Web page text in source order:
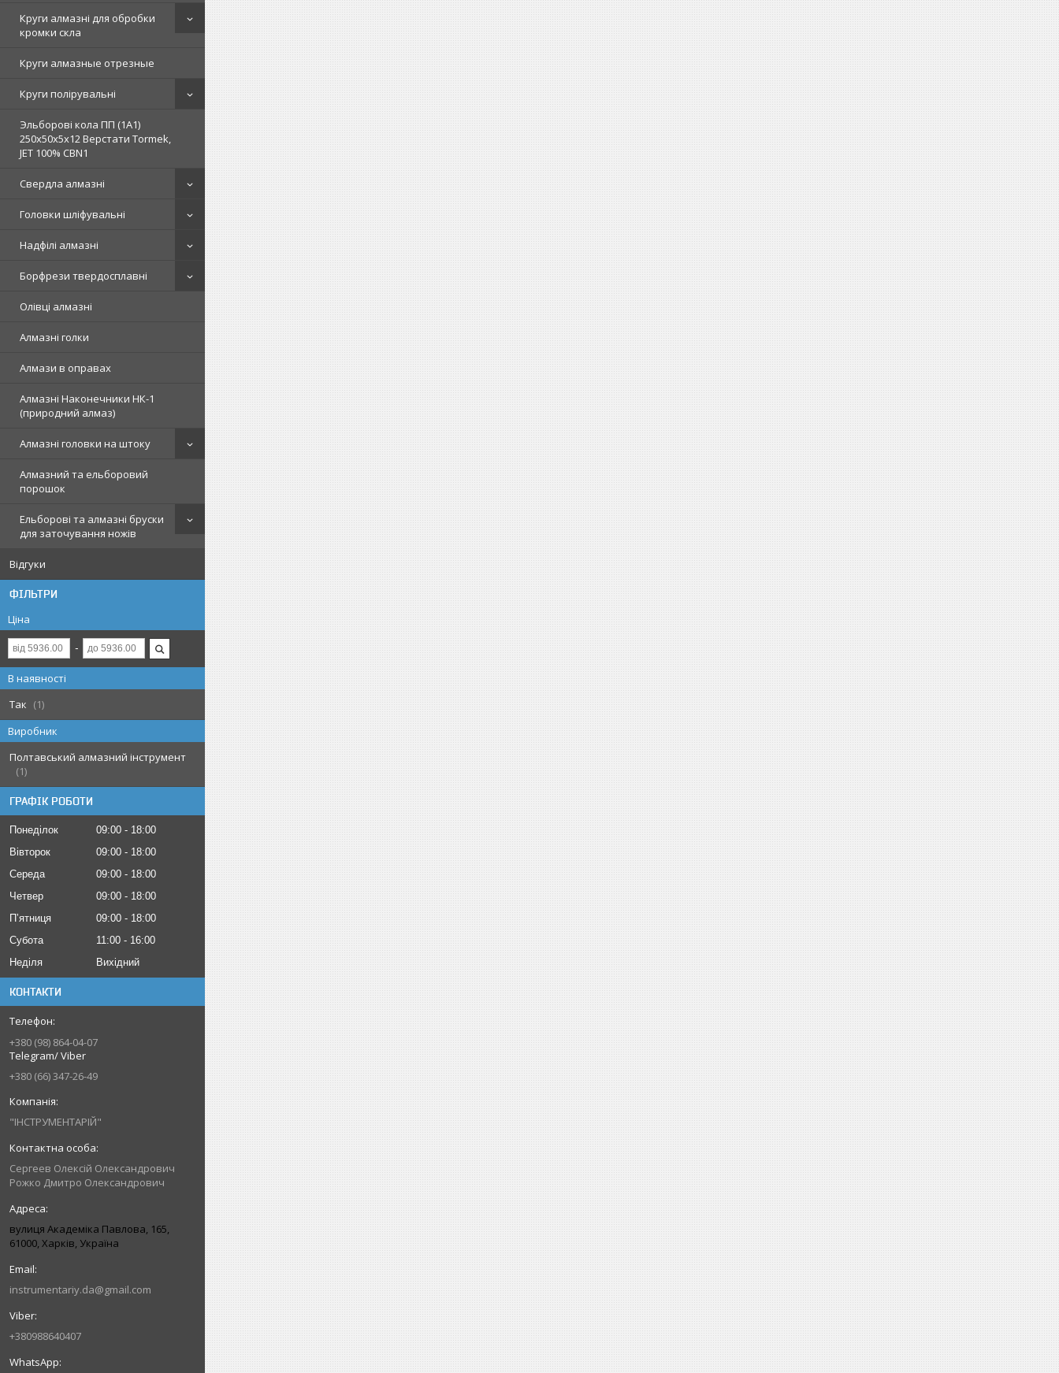
Круги алмазні для обробки
кромки скла
Круги алмазные отрезные
Круги полірувальні
Эльборові кола ПП (1А1)
250х50х5х12 Верстати Tormek,
JET 100% СВN1
Свердла алмазні
Головки шліфувальні
Надфілі алмазні
Борфрези твердосплавні
Олівці алмазні
Алмазні голки
Алмази в оправах
Алмазні Наконечники НК-1
(природний алмаз)
Алмазні головки на штоку
Алмазний та ельборовий
порошок
Ельборові та алмазні бруски
для заточування ножів
Відгуки
ФІЛЬТРИ
Ціна
В наявності
Так
1
Виробник
Полтавський алмазний інструмент
1
ГРАФІК РОБОТИ
Понеділок 09:00
18:00
Вівторок
09:00
18:00
Середа
09:00
18:00
Четвер
09:00
18:00
Пʼятниця
09:00
18:00
Субота
11:00
16:00
Неділя
Вихідний
КОНТАКТИ
+380 (98) 864-04-07
Telegram/ Viber
+380 (66) 347-26-49
"ІНСТРУМЕНТАРІЙ"
Сергеев Олексій Олександрович
Рожко Дмитро Олександрович
вулиця Академіка Павлова, 165,
61000, Харків, Україна
instrumentariy.da@gmail.com
+380988640407